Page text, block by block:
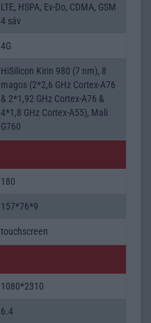
LTE, HSPA, Ev-Do, CDMA, GSM
4 sáv
4G
HiSilicon Kirin 980 (7 nm), 8
magos (2*2,6 GHz Cortex-A76
& 2*1,92 GHz Cortex-A76 &
4*1,8 GHz Cortex-A55), Mali
G760
180
157*76*9
touchscreen
1080*2310
6.4